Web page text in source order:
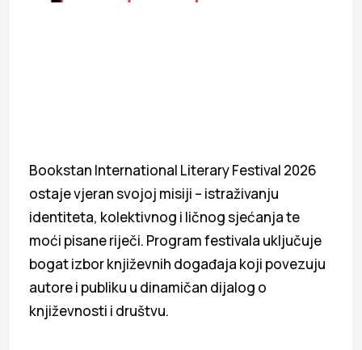
Bookstan International Literary Festival 2026
ostaje vjeran svojoj misiji – istraživanju
identiteta, kolektivnog i ličnog sjećanja te
moći pisane riječi. Program festivala uključuje
bogat izbor književnih događaja koji povezuju
autore i publiku u dinamičan dijalog o
književnosti i društvu.